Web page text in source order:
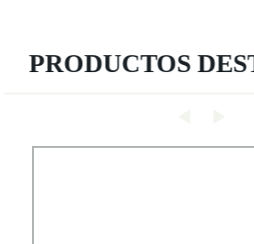
PRODUCTOS